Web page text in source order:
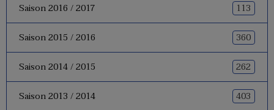
Saison 2016 / 2017 113
Saison 2015 / 2016 360
Saison 2014 / 2015 262
Saison 2013 / 2014 403